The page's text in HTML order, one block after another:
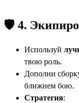
🛡 4.
Используй
твою роль.
Дополни
ближнем бою.
Стратегия: